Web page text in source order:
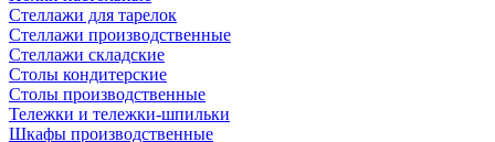
Стеллажи для тарелок
Стеллажи производственные
Стеллажи складские
Столы кондитерские
Столы производственные
Тележки и тележки-шпильки
Шкафы производственные